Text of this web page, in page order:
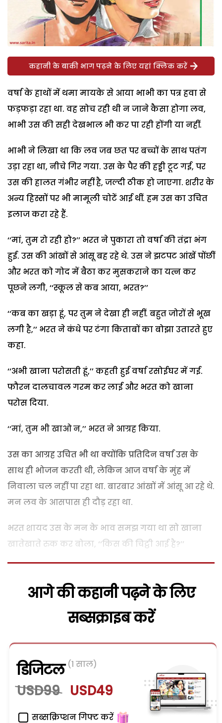
कहानी के बाकी भाग पढ़ने के लिए यहां क्लिक करें
वर्षा के हाथों में थमा मायके से आया भाभी का पत्र हवा से
फड़फड़ा रहा था. वह सोच रही थी न जाने कैसा होगा लव,
भाभी उस की सही देखभाल भी कर पा रही होंगी या नहीं.
भाभी ने लिखा था कि लव जब छत पर बच्चों के साथ पतंग
उड़ा रहा था, नीचे गिर गया. उस के पैर की हड्डी टूट गई, पर
उस की हालत गंभीर नहीं है, जल्दी ठीक हो जाएगा. शरीर के
अन्य हिस्सों पर भी मामूली चोटें आई थीं. हम उस का उचित
इलाज करा रहे हैं.
‘‘मां, तुम रो रही हो?’’ भरत ने पुकारा तो वर्षा की तंद्रा भंग
हुई. उस की आंखों से आंसू बह रहे थे. उस ने झटपट आंखें पोंछीं
और भरत को गोद में बैठा कर मुसकराने का यत्न कर
पूछने लगी, ‘‘स्कूल से कब आया, भरत?’’
‘‘कब का खड़ा हूं, पर तुम ने देखा ही नहीं. बहुत जोरों से भूख
लगी है,’’ भरत ने कंधे पर टंगा किताबों का बोझा उतारते हुए
कहा.
‘‘अभी खाना परोसती हूं,’’ कहती हुई वर्षा रसोईघर में गई.
फौरन दालचावल गरम कर लाई और भरत को खाना
परोस दिया.
‘‘मां, तुम भी खाओ न,’’ भरत ने आग्रह किया.
उस का आग्रह उचित भी था क्योंकि प्रतिदिन वर्षा उस के
साथ ही भोजन करती थी, लेकिन आज वर्षा के मुंह में
निवाला चल नहीं पा रहा था. बारबार आंखों में आंसू आ रहे थे.
मन लव के आसपास ही दौड़ रहा था.
भरत शायद उस के मन के भाव समझ गया था सो खाना
खातेखाते रुक कर बोला, ‘‘किस की चिट्ठी आई है?’’
आगे की कहानी पढ़ने के लिए
सब्सक्राइब करें
डिजिटल (1 साल)
USD99 USD49
सब्सक्रिप्शन गिफ्ट करें